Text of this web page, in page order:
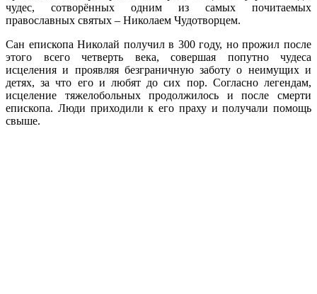
чудес, сотворённых одним из самых почитаемых
православных святых – Николаем Чудотворцем.
Сан епископа Николай получил в 300 году, но прожил после
этого всего четверть века, совершая попутно чудеса
исцеления и проявляя безграничную заботу о неимущих и
детях, за что его и любят до сих пор. Согласно легендам,
исцеление тяжелобольных продолжилось и после смерти
епископа. Люди приходили к его праху и получали помощь
свыше.